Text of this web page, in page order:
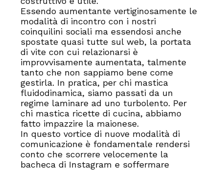
Essendo aumentante vertiginosamente le
modalità di incontro con i nostri
coinquilini sociali ma essendosi anche
spostate quasi tutte sul web, la portata
di vite con cui relazionarsi è
improvvisamente aumentata, talmente
tanto che non sappiamo bene come
gestirla. In pratica, per chi mastica
fluidodinamica, siamo passati da un
regime laminare ad uno turbolento. Per
chi mastica ricette di cucina, abbiamo
fatto impazzire la maionese.
In questo vortice di nuove modalità di
comunicazione è fondamentale rendersi
conto che scorrere velocemente la
bacheca di Instagram e soffermare